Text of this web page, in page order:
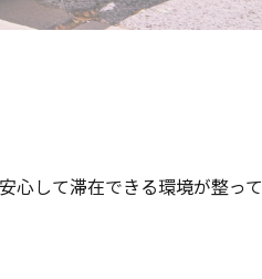
心して滞在できる環境が整って